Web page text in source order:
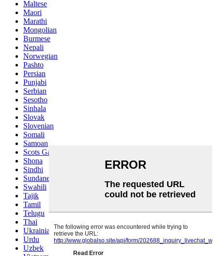
Maltese
Maori
Marathi
Mongolian
Burmese
Nepali
Norwegian
Pashto
Persian
Punjabi
Serbian
Sesotho
Sinhala
Slovak
Slovenian
Somali
Samoan
Scots Gaelic
Shona
Sindhi
Sundanese
Swahili
Tajik
Tamil
Telugu
Thai
Ukrainian
Urdu
Uzbek